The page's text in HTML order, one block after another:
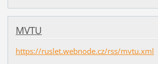
MVTU
https://ruslet.webnode.cz/rss/mvtu.xml